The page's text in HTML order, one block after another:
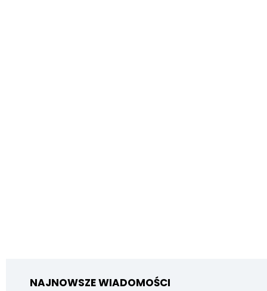
NAJNOWSZE WIADOMOŚCI